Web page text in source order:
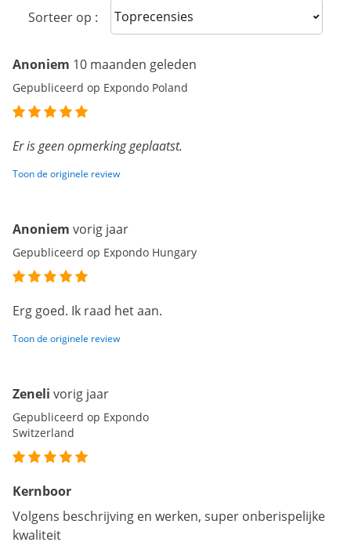
Sorteer op : Sort reviews
Anoniem 10 maanden geleden
Gepubliceerd op Expondo Poland
Er is geen opmerking geplaatst.
Toon de originele review
Anoniem vorig jaar
Gepubliceerd op Expondo Hungary
Erg goed. Ik raad het aan.
Toon de originele review
Zeneli vorig jaar
Gepubliceerd op Expondo
Switzerland
Kernboor
Volgens beschrijving en werken, super onberispelijke
kwaliteit